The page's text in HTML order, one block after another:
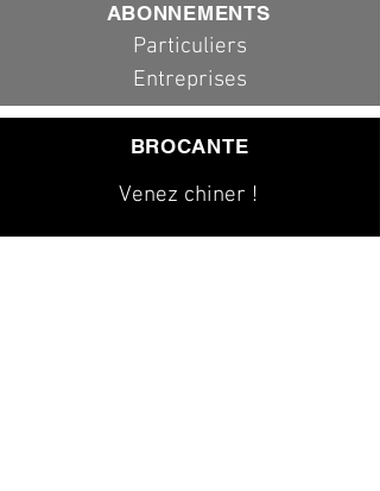
ABONNEMENTS
Particuliers
Entreprises
BROCANTE
Venez chiner !